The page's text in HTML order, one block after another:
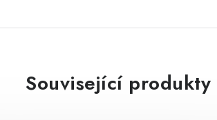
Související produkty